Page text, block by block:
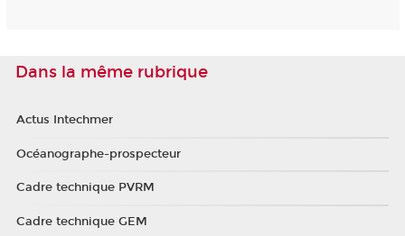
Dans la même rubrique
Actus Intechmer
Océanographe-prospecteur
Cadre technique PVRM
Cadre technique GEM